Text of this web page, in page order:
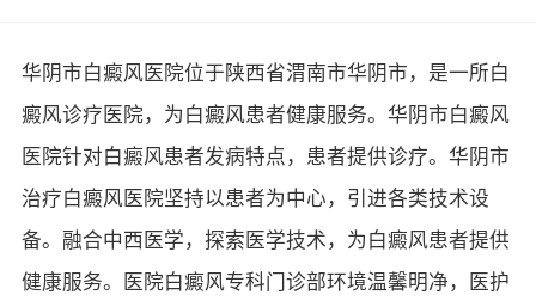
华阴市白癜风医院位于陕西省渭南市华阴市，是一所白
癜风诊疗医院，为白癜风患者健康服务。华阴市白癜风
医院针对白癜风患者发病特点，患者提供诊疗。华阴市
治疗白癜风医院坚持以患者为中心，引进各类技术设
备。融合中西医学，探索医学技术，为白癜风患者提供
健康服务。医院白癜风专科门诊部环境温馨明净，医护